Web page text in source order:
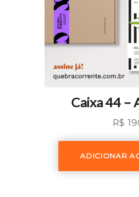
Caixa 44
R$
ADICIONAR